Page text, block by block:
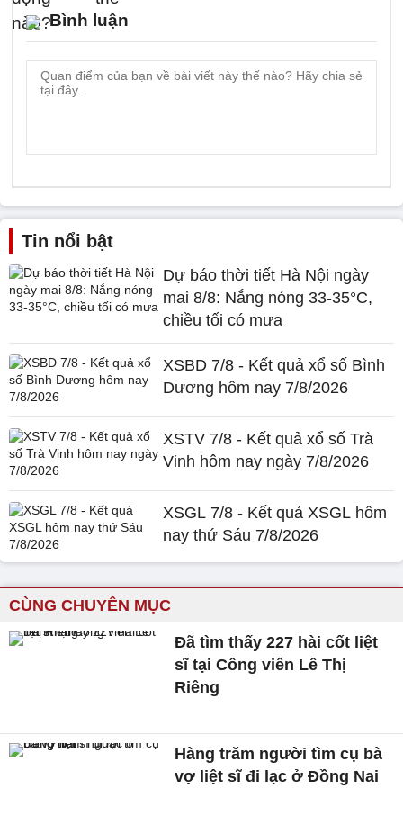
Bình luận
Tin nổi bật
Dự báo thời tiết Hà Nội ngày
mai 8/8: Nắng nóng 33-35°C,
chiều tối có mưa
XSBD 7/8 - Kết quả xổ số Bình
Dương hôm nay 7/8/2026
XSTV 7/8 - Kết quả xổ số Trà
Vinh hôm nay ngày 7/8/2026
XSGL 7/8 - Kết quả XSGL hôm
nay thứ Sáu 7/8/2026
CÙNG CHUYÊN MỤC
Đã tìm thấy 227 hài cốt liệt
sĩ tại Công viên Lê Thị
Riêng
Hàng trăm người tìm cụ bà
vợ liệt sĩ đi lạc ở Đồng Nai